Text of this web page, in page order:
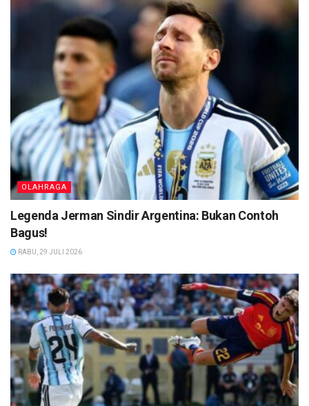
OLAHRAGA
Legenda Jerman Sindir Argentina: Bukan Contoh
Bagus!
RABU, 29 JULI 2026